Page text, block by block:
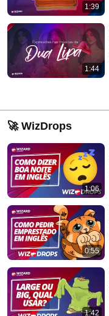
1:39
1:44
🚀 WizDrops
1:06
0:55
1:42